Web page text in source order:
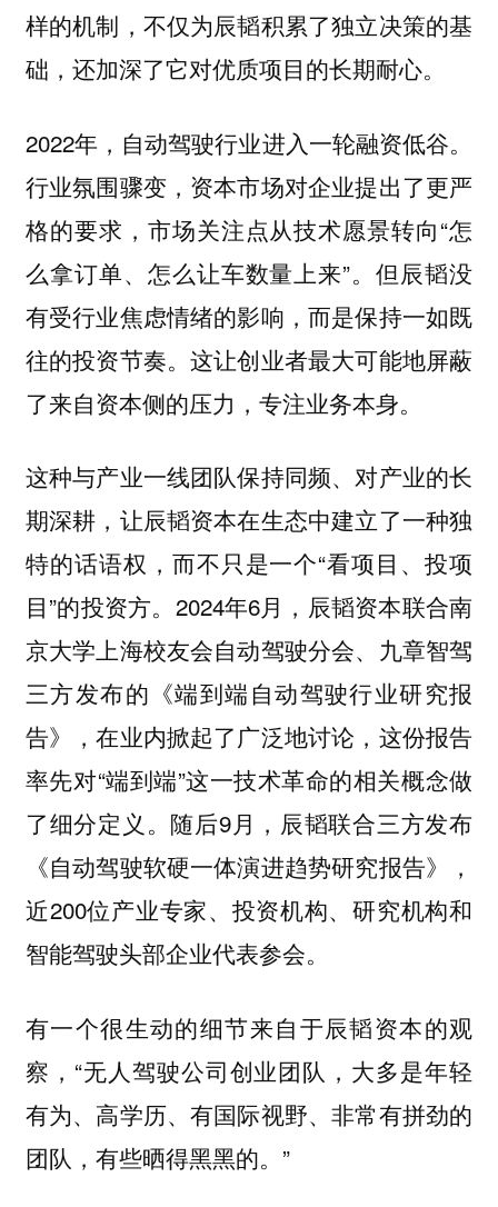
样的机制，不仅为辰韬积累了独立决策的基
础，还加深了它对优质项目的长期耐心。
2022年，自动驾驶行业进入一轮融资低谷。
行业氛围骤变，资本市场对企业提出了更严
格的要求，市场关注点从技术愿景转向“怎
么拿订单、怎么让车数量上来”。但辰韬没
有受行业焦虑情绪的影响，而是保持一如既
往的投资节奏。这让创业者最大可能地屏蔽
了来自资本侧的压力，专注业务本身。
这种与产业一线团队保持同频、对产业的长
期深耕，让辰韬资本在生态中建立了一种独
特的话语权，而不只是一个“看项目、投项
目”的投资方。2024年6月，辰韬资本联合南
京大学上海校友会自动驾驶分会、九章智驾
三方发布的《端到端自动驾驶行业研究报
告》，在业内掀起了广泛地讨论，这份报告
率先对“端到端”这一技术革命的相关概念做
了细分定义。随后9月，辰韬联合三方发布
《自动驾驶软硬一体演进趋势研究报告》，
近200位产业专家、投资机构、研究机构和
智能驾驶头部企业代表参会。
有一个很生动的细节来自于辰韬资本的观
察，“无人驾驶公司创业团队，大多是年轻
有为、高学历、有国际视野、非常有拼劲的
团队，有些晒得黑黑的。”